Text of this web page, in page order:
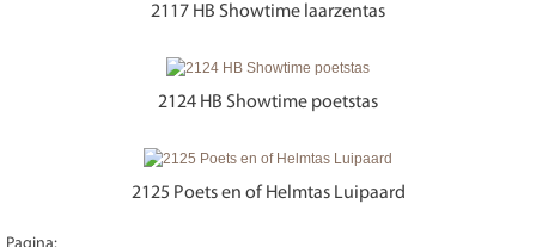
2117 HB Showtime laarzentas
2124 HB Showtime poetstas
2125 Poets en of Helmtas Luipaard